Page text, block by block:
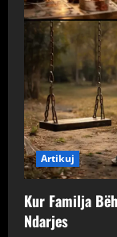
Artikuj
Kur Familja
Ndarjes